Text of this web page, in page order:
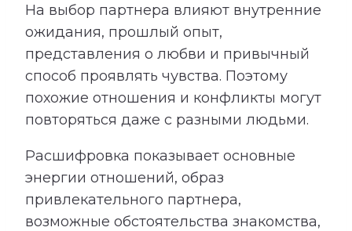
На выбор партнера влияют внутренние
ожидания, прошлый опыт,
представления о любви и привычный
способ проявлять чувства. Поэтому
похожие отношения и конфликты могут
повторяться даже с разными людьми.
Расшифровка показывает основные
энергии отношений, образ
привлекательного партнера,
возможные обстоятельства знакомства,